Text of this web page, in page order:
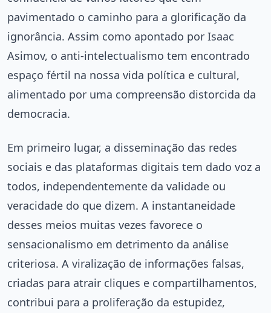
pavimentado o caminho para a glorificação da
ignorância. Assim como apontado por Isaac
Asimov, o anti-intelectualismo tem encontrado
espaço fértil na nossa vida política e cultural,
alimentado por uma compreensão distorcida da
democracia.
Em primeiro lugar, a disseminação das redes
sociais e das plataformas digitais tem dado voz a
todos, independentemente da validade ou
veracidade do que dizem. A instantaneidade
desses meios muitas vezes favorece o
sensacionalismo em detrimento da análise
criteriosa. A viralização de informações falsas,
criadas para atrair cliques e compartilhamentos,
contribui para a proliferação da estupidez,